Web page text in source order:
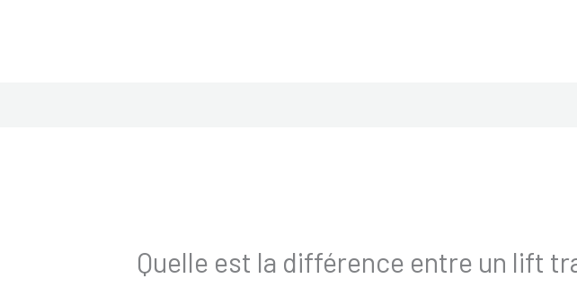
Quelle est la différence entre un lift